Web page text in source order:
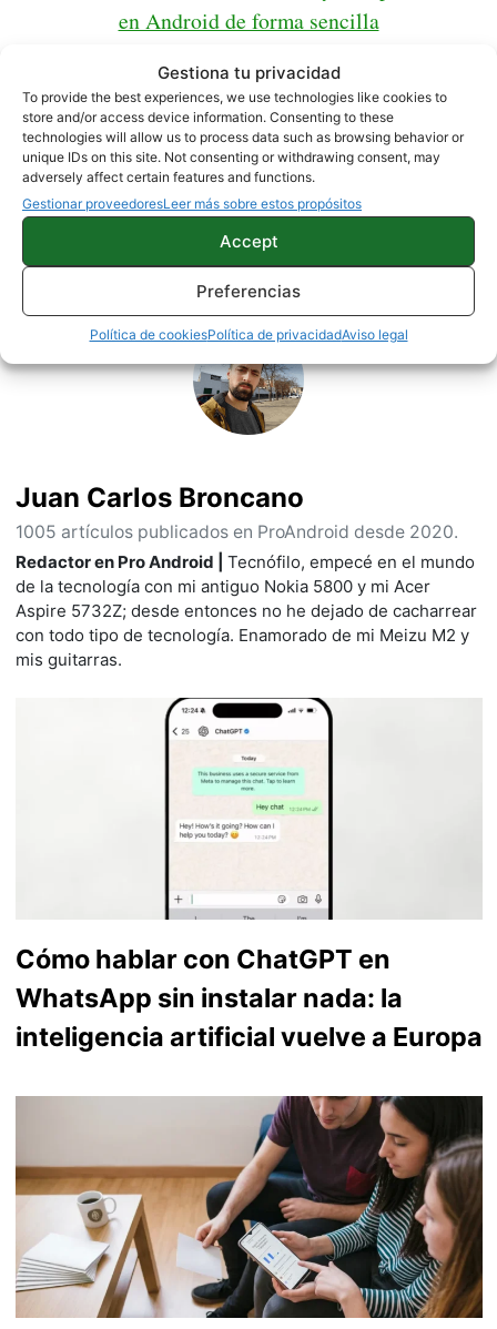
Gestiona tu privacidad
To provide the best experiences, we use technologies like cookies to
store and/or access device information. Consenting to these
technologies will allow us to process data such as browsing behavior or
unique IDs on this site. Not consenting or withdrawing consent, may
adversely affect certain features and functions.
Gestionar proveedoresLeer más sobre estos propósitos
Accept
Preferencias
Política de cookiesPolítica de privacidadAviso legal
en Android de forma sencilla
TUTORIALES
Sobre este autor
Juan Carlos Broncano
1005 artículos publicados en ProAndroid desde 2020.
Redactor en Pro Android | Tecnófilo, empecé en el mundo
de la tecnología con mi antiguo Nokia 5800 y mi Acer
Aspire 5732Z; desde entonces no he dejado de cacharrear
con todo tipo de tecnología. Enamorado de mi Meizu M2 y
mis guitarras.
Cómo hablar con ChatGPT en
WhatsApp sin instalar nada: la
inteligencia artificial vuelve a Europa